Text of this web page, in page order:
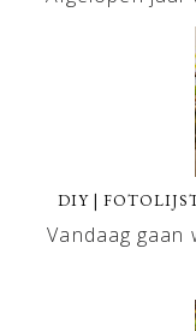
DIY |
Vandaag